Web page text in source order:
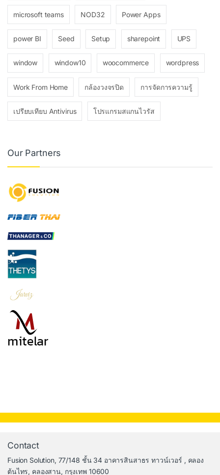
microsoft teams NOD32 Power Apps
power BI Seed Setup sharepoint UPS
window window10 woocommerce wordpress
Work From Home กล้องวงจรปิด การจัดการความรู้
เปรียบเทียบ Antivirus โปรแกรมสแกนไวรัส
Our Partners
Contact
Fusion Solution, 77/148 ชั้น 34 อาคารสินสาธร ทาวน์เวอร์ , คลอง
ต้นไทร, คลองสาน, กรุงเทพ 10600